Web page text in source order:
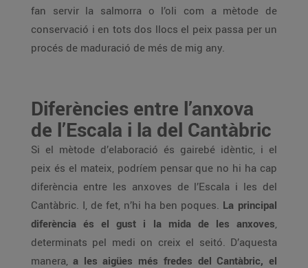
fan servir la salmorra o l’oli com a mètode de
conservació i en tots dos llocs el peix passa per un
procés de maduració de més de mig any.
Diferències entre l’anxova
de l’Escala i la del Cantàbric
Si el mètode d’elaboració és gairebé idèntic, i el
peix és el mateix, podríem pensar que no hi ha cap
diferència entre les anxoves de l’Escala i les del
Cantàbric. I, de fet, n’hi ha ben poques. La principal
diferència és el gust i la mida de les anxoves,
determinats pel medi on creix el seitó. D’aquesta
manera, a les aigües més fredes del Cantàbric, el